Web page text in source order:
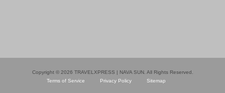
Copyright © 2026 TRAVELXPRESS | NAVA SUN. All Rights Reserved.
Terms of Service
Privacy Policy Sitemap